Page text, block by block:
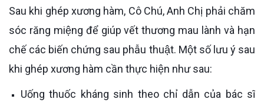
Sau khi ghép xương hàm, Cô Chú, Anh Chị phải chăm
sóc răng miệng để giúp vết thương mau lành và hạn
chế các biến chứng sau phẫu thuật. Một số lưu ý sau
khi ghép xương hàm cần thực hiện như sau:
Uống thuốc kháng sinh theo chỉ dẫn của bác sĩ